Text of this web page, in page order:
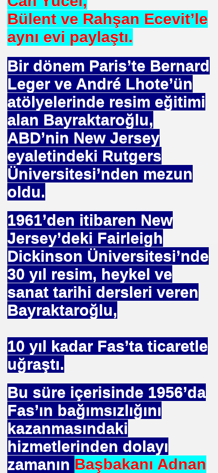
Bülent ve Rahşan Ecevit’le
aynı evi paylaştı.
Bir dönem Paris’te Bernard
Leger ve André Lhote’ün
atölyelerinde resim eğitimi
alan Bayraktaroğlu,
ABD’nin New Jersey
eyaletindeki Rutgers
Üniversitesi’nden mezun
oldu.
1961’den itibaren New
Jersey’deki Fairleigh
Dickinson Üniversitesi’nde
30 yıl resim, heykel ve
sanat tarihi dersleri veren
Bayraktaroğlu,
10 yıl kadar Fas’ta ticaretle
uğraştı.
Bu süre içerisinde 1956’da
Fas’ın bağımsızlığını
kazanmasındaki
hizmetlerinden dolayı
zamanın Başbakanı Adnan
Mücadele Derneği
ERDEMi
?
İSMAİL TOPKAR